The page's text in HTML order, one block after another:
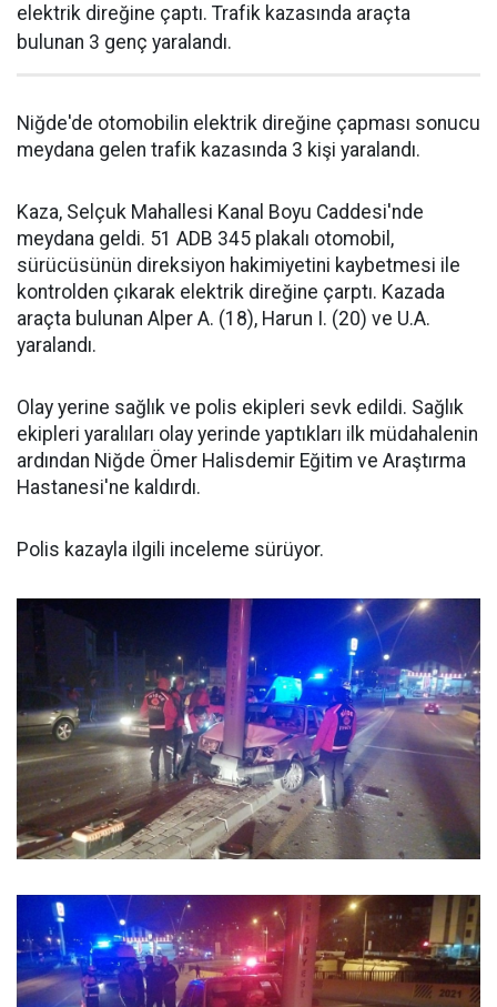
elektrik direğine çaptı. Trafik kazasında araçta
bulunan 3 genç yaralandı.
Niğde'de otomobilin elektrik direğine çapması sonucu
meydana gelen trafik kazasında 3 kişi yaralandı.
Kaza, Selçuk Mahallesi Kanal Boyu Caddesi'nde
meydana geldi. 51 ADB 345 plakalı otomobil,
sürücüsünün direksiyon hakimiyetini kaybetmesi ile
kontrolden çıkarak elektrik direğine çarptı. Kazada
araçta bulunan Alper A. (18), Harun I. (20) ve U.A.
yaralandı.
Olay yerine sağlık ve polis ekipleri sevk edildi. Sağlık
ekipleri yaralıları olay yerinde yaptıkları ilk müdahalenin
ardından Niğde Ömer Halisdemir Eğitim ve Araştırma
Hastanesi'ne kaldırdı.
Polis kazayla ilgili inceleme sürüyor.